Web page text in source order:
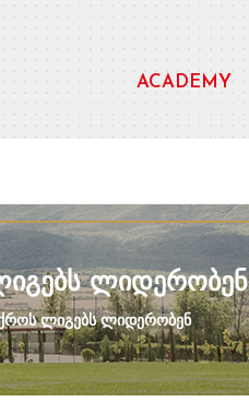
ACADEMY
ᲚᲘᲓᲔᲠᲝᲑᲔᲜ
ლიგებს ლიდერობენ